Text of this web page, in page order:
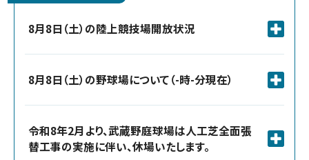
8月8日（土）の陸上競技場開放状況
8月8日（土）の野球場について（-時-分現在）
令和8年2月より、武蔵野庭球場は人工芝全面張
替工事の実施に伴い、休場いたします。